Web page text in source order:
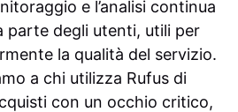
e l’analisi continua
parte degli utenti, utili per
la qualità del servizio.
a chi utilizza Rufus di
con un occhio critico,